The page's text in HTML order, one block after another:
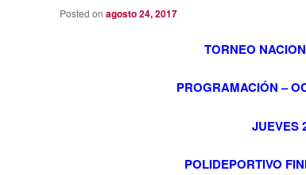
Posted on agosto 24, 2017
TORNEO
PROGRAMACIÓN –
JUEVES
POLIDEPORTIVO